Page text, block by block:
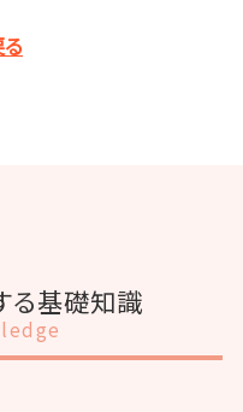
る基礎知識